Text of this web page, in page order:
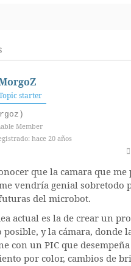
starter
Member
hace 20 años
que la camara que me
vendría genial sobretodo
del microbot.
actual es la de crear un
posible, y la cámara, donde
con un PIC que
por color, cambios de